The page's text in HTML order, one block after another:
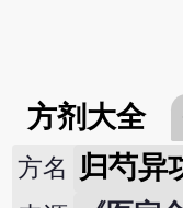
方剂大全
方名 归芍异